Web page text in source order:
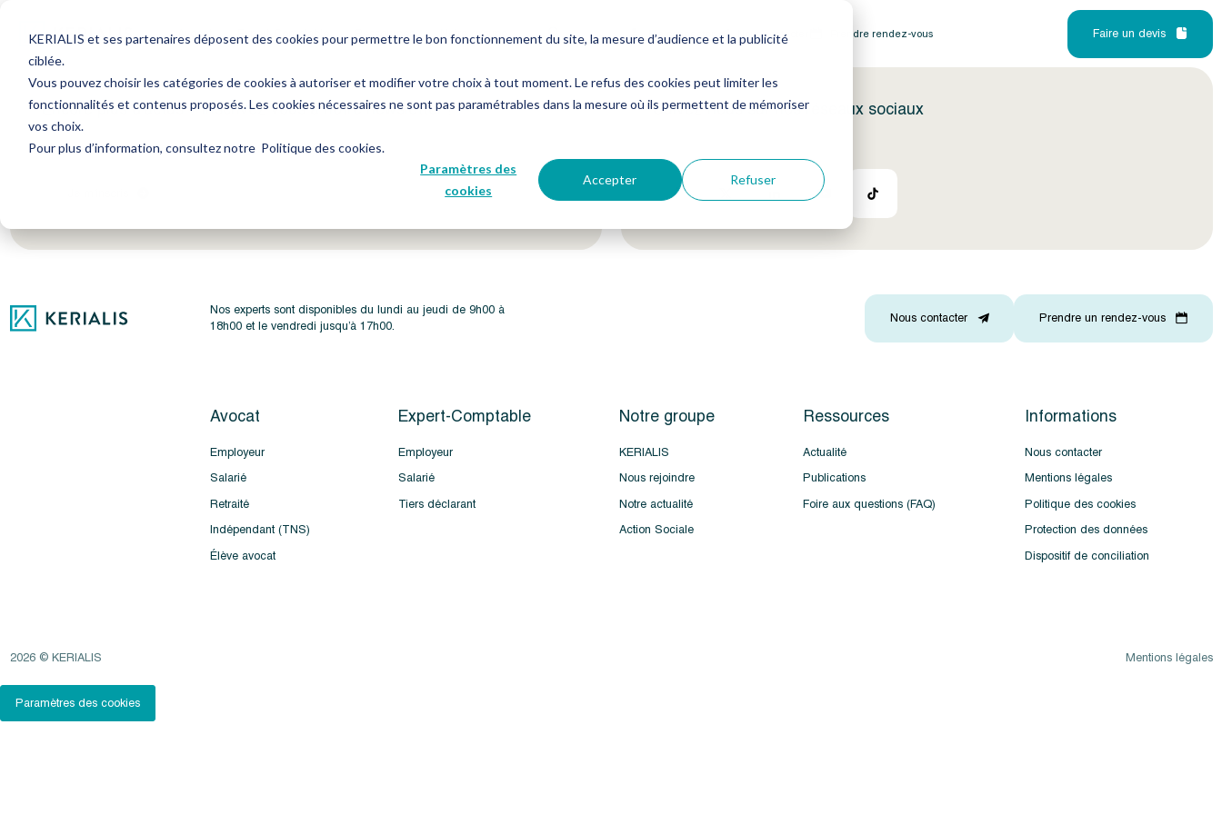
KERIALIS et ses partenaires déposent des cookies pour permettre le bon fonctionnement du site, la mesure d’audience et la publicité
ciblée.
Vous pouvez choisir les catégories de cookies à autoriser et modifier votre choix à tout moment. Le refus des cookies peut limiter les
fonctionnalités et contenus proposés. Les cookies nécessaires ne sont pas paramétrables dans la mesure où ils permettent de mémoriser
vos choix.
Pour plus d’information, consultez notre Politique des cookies.
Paramètres des
cookies
Accepter Refuser
Avocat Expert-Comptable Ressources Notre groupe Me connecter Nous contacter Prendre rendez-vous Faire un devis
Encore plus d'actus ? Inscrivez-vous à notre newsletter ! Suivez-nous sur nos réseaux sociaux
Nos experts sont disponibles du lundi au jeudi de 9h00 à
18h00 et le vendredi jusqu’à 17h00.
Nous contacter Prendre un rendez-vous
Avocat
Employeur
Salarié
Retraité
Indépendant (TNS)
Élève avocat
Expert-Comptable
Employeur
Salarié
Tiers déclarant
Notre groupe
KERIALIS
Nous rejoindre
Notre actualité
Action Sociale
Ressources
Actualité
Publications
Foire aux questions (FAQ)
Informations
Nous contacter
Mentions légales
Politique des cookies
Protection des données
Dispositif de conciliation
2026 © KERIALIS Mentions légales
Paramètres des cookies